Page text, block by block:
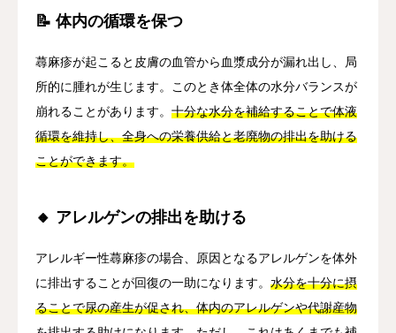
📝 体内の循環を保つ
蕁麻疹が起こると皮膚の血管から血漿成分が漏れ出し、局
所的に腫れが生じます。このとき体全体の水分バランスが
崩れることがあります。 十分な水分を補給することで体液
循環を維持し、全身への栄養供給と老廃物の排出を助ける
ことができます。
🔸 アレルゲンの排出を助ける
アレルギー性蕁麻疹の場合、原因となるアレルゲンを体外
に排出することが回復の一助になります。 水分を十分に摂
ることで尿の産生が促され、体内のアレルゲンや代謝産物